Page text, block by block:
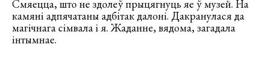
Смяецца, што не здолеў прыцягнуць яе ў музей. На
камяні адпячатаны адбітак далоні. Дакранулася да
магічнага сімвала і я. Жаданне, вядома, загадала
інтымнае.